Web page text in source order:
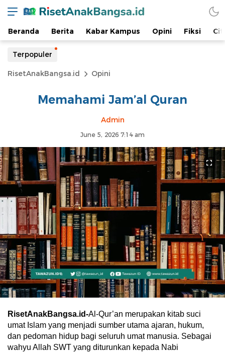
Beranda Berita Kabar Kampus Opini Fiksi
Terpopuler
RisetAnakBangsa.id Opini
Memahami Jam’al Quran
Admin
June 5, 2026 7:14 am
RisetAnakBangsa.id-Al-Qur’an merupakan kitab suci
umat Islam yang menjadi sumber utama ajaran, hukum,
dan pedoman hidup bagi seluruh umat manusia. Sebagai
wahyu Allah SWT yang diturunkan kepada Nabi